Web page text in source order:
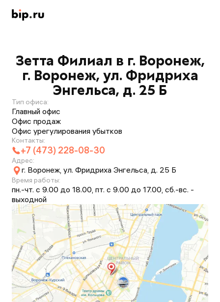
Зетта Филиал в г. Воронеж,
г. Воронеж, ул. Фридриха
Энгельса, д. 25 Б
Тип офиса:
Главный офис
Офис продаж
Офис урегулирования убытков
Контакты:
+7 (473) 228-08-30
Адрес:
г. Воронеж, ул. Фридриха Энгельса, д. 25 Б
Время работы:
пн.-чт. с 9.00 до 18.00, пт. с 9.00 до 17.00, сб.-вс. -
выходной